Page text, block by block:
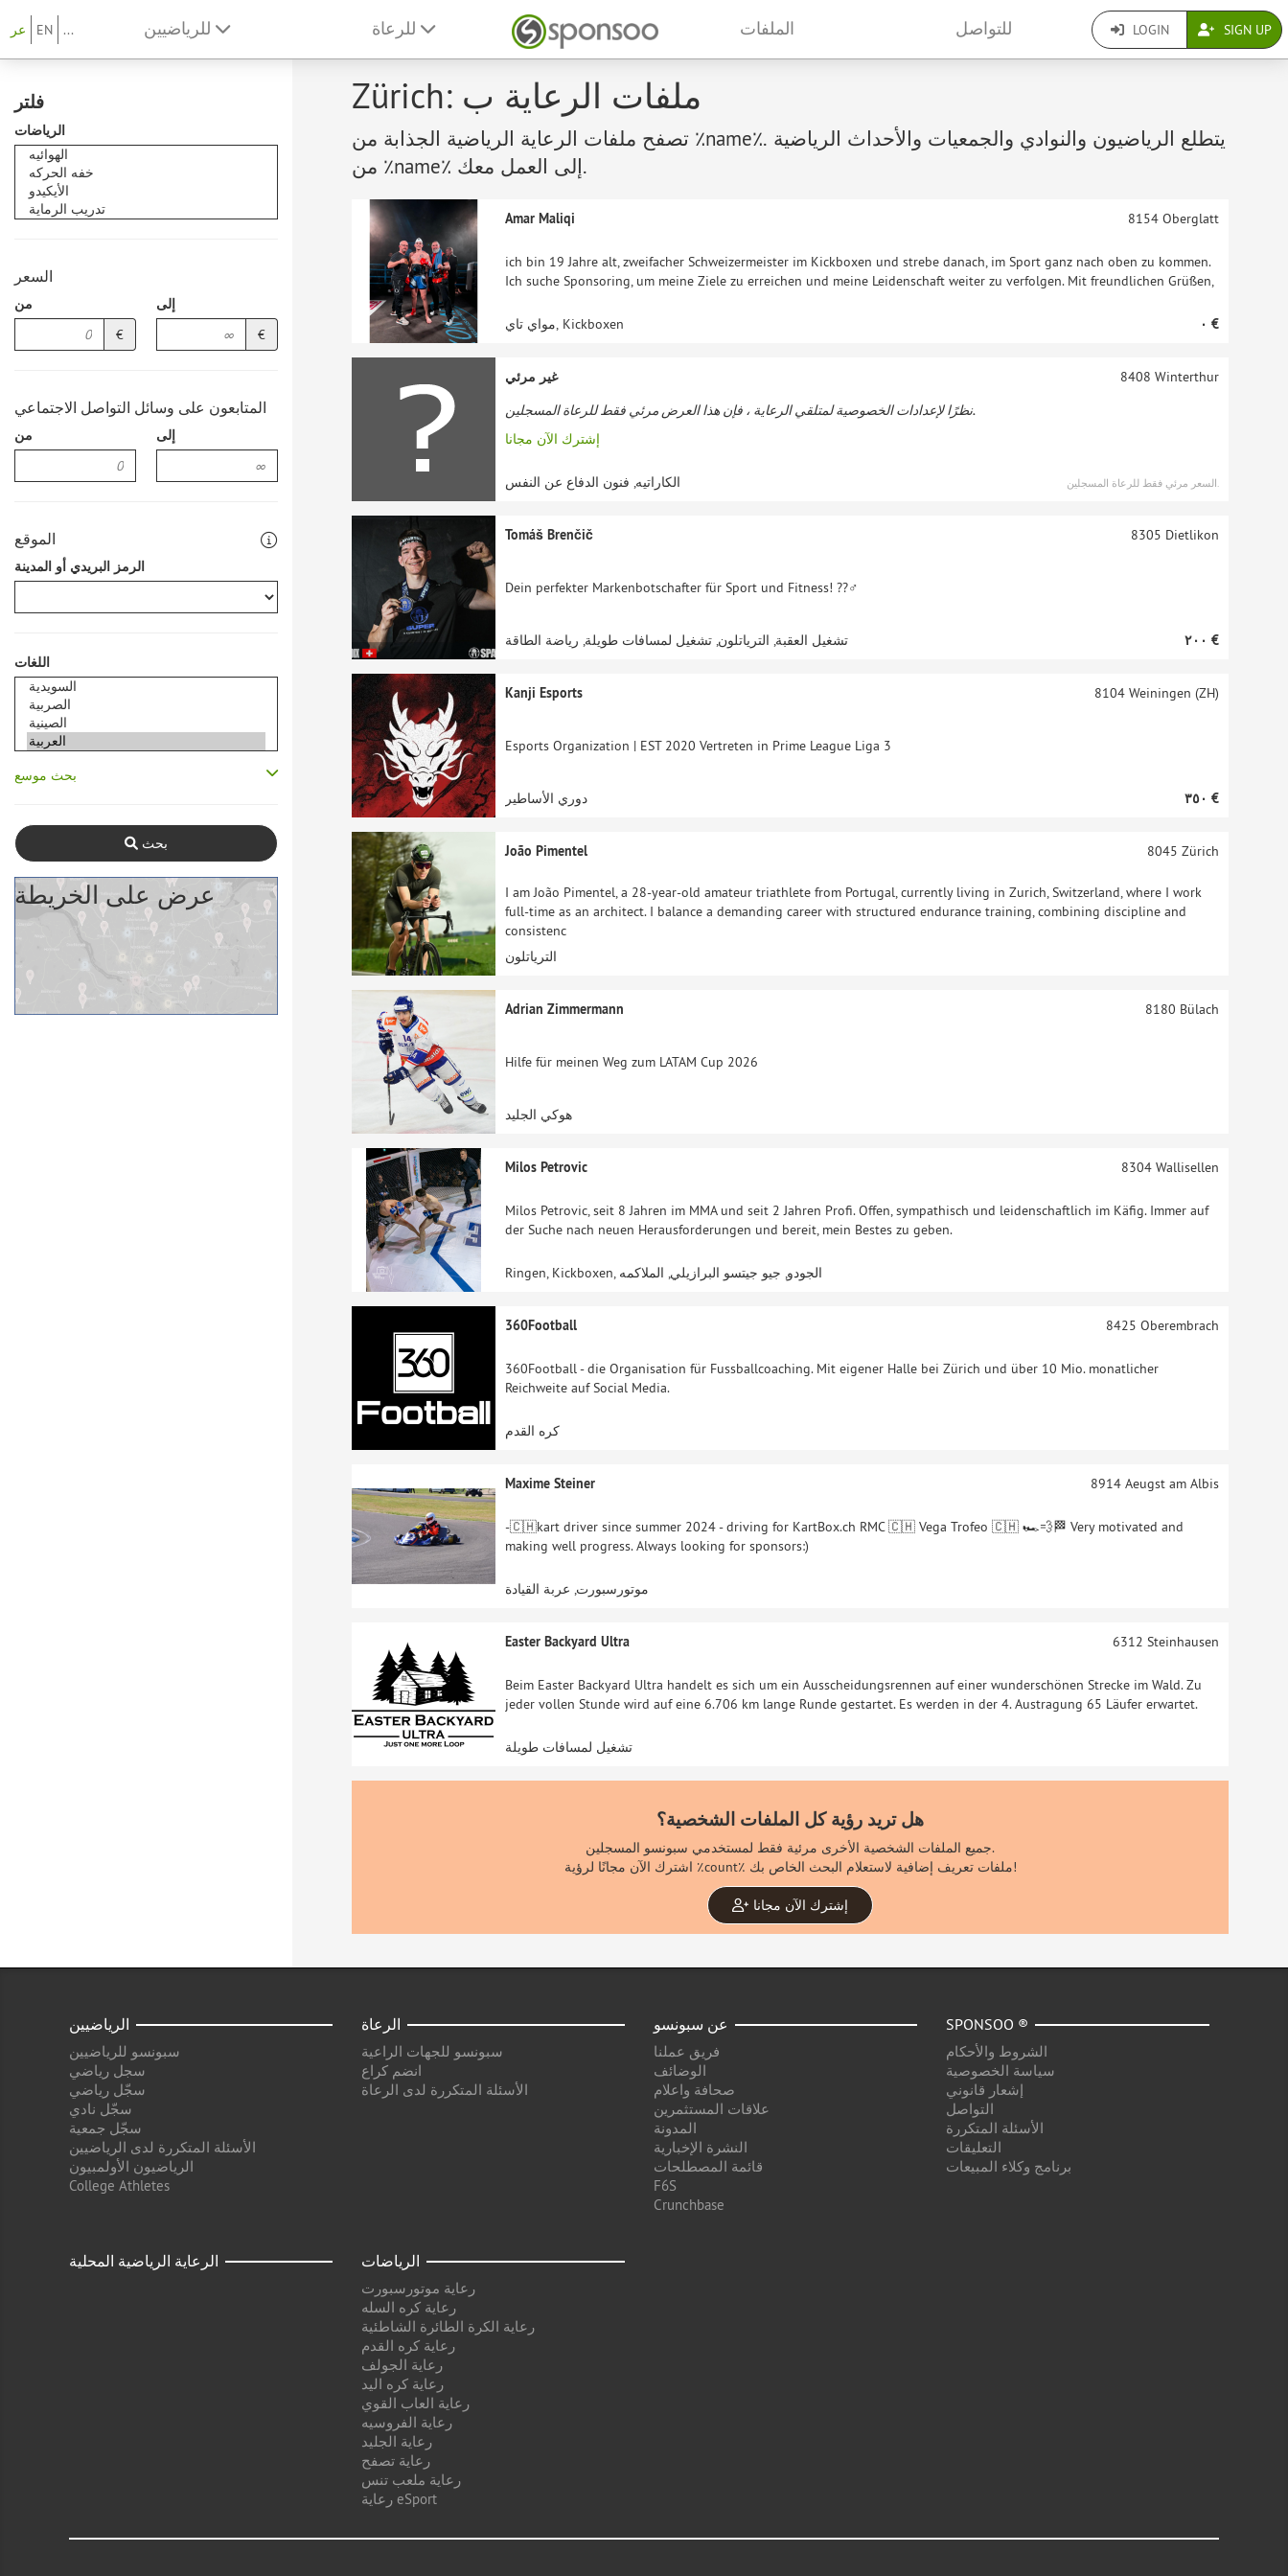
عر EN ... الملفات للتواصل LOGIN SIGN UP
فلتر
الرياضات
السعر
من
€
إلى
€
المتابعون على وسائل التواصل الاجتماعي
من إلى
الموقع
الرمز البريدي أو المدينة
اللغات
بحث موسع
بحث
عرض على الخريطة
Zürich: ملفات الرعاية ب
تصفح ملفات الرعاية الرياضية الجذابة من ٪name٪. يتطلع الرياضيون والنوادي والجمعيات والأحداث الرياضية
من ٪name٪ إلى العمل معك.
Amar Maliqi
ich bin 19 Jahre alt, zweifacher Schweizermeister im Kickboxen und strebe danach, im Sport ganz nach oben zu kommen.
Ich suche Sponsoring, um meine Ziele zu erreichen und meine Leidenschaft weiter zu verfolgen. Mit freundlichen Grüßen,
8154Oberglatt
مواي تاي, Kickboxen ‏٠ €
غير مرئي
نظرًا لإعدادات الخصوصية لمتلقي الرعاية ، فإن هذا العرض مرئي فقط للرعاة المسجلين.
إشترك الآن مجانا
8408 Winterthur
الكاراتيه, فنون الدفاع عن النفس السعر مرئي فقط للرعاة المسجلين.
Tomáš Brenčič
Dein perfekter Markenbotschafter für Sport und Fitness! ??‍♂️
8305 Dietlikon
تشغيل العقبة, الترياتلون, تشغيل لمسافات طويلة, رياضة الطاقة ‏٢٠٠ €
Kanji Esports
Esports Organization | EST 2020 Vertreten in Prime League Liga 3
8104Weiningen (ZH)
دوري الأساطير ‏٣٥٠ €
João Pimentel
I am João Pimentel, a 28-year-old amateur triathlete from Portugal, currently living in Zurich, Switzerland, where I work
full-time as an architect. I balance a demanding career with structured endurance training, combining discipline and
consistenc
8045 Zürich
الترياتلون
Adrian Zimmermann
Hilfe für meinen Weg zum LATAM Cup 2026
8180 Bülach
هوكي الجليد
Milos Petrovic
Milos Petrovic, seit 8 Jahren im MMA und seit 2 Jahren Profi. Offen, sympathisch und leidenschaftlich im Käfig. Immer auf
der Suche nach neuen Herausforderungen und bereit, mein Bestes zu geben.
8304Wallisellen
Ringen, Kickboxen, الجودو, جيو جيتسو البرازيلي, الملاكمه
360Football
360Football - die Organisation für Fussballcoaching. Mit eigener Halle bei Zürich und über 10 Mio. monatlicher
Reichweite auf Social Media.
8425 Oberembrach
كره القدم
Maxime Steiner
-🇨🇭kart driver since summer 2024 - driving for KartBox.ch RMC 🇨🇭 Vega Trofeo 🇨🇭 🏎️💨🏁 Very motivated and
making well progress. Always looking for sponsors:)
8914Aeugst am Albis
موتورسبورت, عربة القيادة
Easter Backyard Ultra
Beim Easter Backyard Ultra handelt es sich um ein Ausscheidungsrennen auf einer wunderschönen Strecke im Wald. Zu
jeder vollen Stunde wird auf eine 6.706 km lange Runde gestartet. Es werden in der 4. Austragung 65 Läufer erwartet.
6312 Steinhausen
تشغيل لمسافات طويلة
هل تريد رؤية كل الملفات الشخصية؟
جميع الملفات الشخصية الأخرى مرئية فقط لمستخدمي سبونسو المسجلين.
اشترك الآن مجانًا لرؤية ٪count٪ ملفات تعريف إضافية لاستعلام البحث الخاص بك!
إشترك الآن مجانا
الرياضيين
سبونسو للرياضيين
سجل رياضي
سجّل رياضي
سجّل نادي
سجّل جمعية
الأسئلة المتكررة لدى الرياضيين
الرياضيون الأولمبيون
College Athletes
الرعاة
سبونسو للجهات الراعية
انضم كراع
الأسئلة المتكررة لدى الرعاة
عن سبونسو
فريق عملنا
الوضائف
صحافة واعلام
علاقات المستثمرين
المدونة
النشرة الإخبارية
قائمة المصطلحات
F6S
Crunchbase
SPONSOO ®
الشروط والأحكام
سياسة الخصوصية
إشعار قانوني
التواصل
الأسئلة المتكررة
التعليقات
برنامج وكلاء المبيعات
الرعاية الرياضية المحلية الرياضات
رعاية موتورسبورت
رعاية كره السله
رعاية الكرة الطائرة الشاطئية
رعاية كره القدم
رعاية الجولف
رعاية كره اليد
رعاية العاب القوي
رعاية الفروسيه
رعاية الجليد
رعاية تصفح
رعاية ملعب تنس
رعاية eSport